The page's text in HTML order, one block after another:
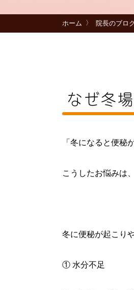
ホーム 院長のブロ
なぜ冬
「冬になると便秘
こうしたお悩みは
冬に便秘が起こり
① 水分不足